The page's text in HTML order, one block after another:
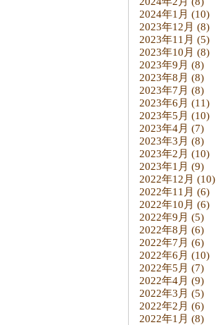
2024年1月 (10)
2023年12月 (8)
2023年11月 (5)
2023年10月 (8)
2023年9月 (8)
2023年8月 (8)
2023年7月 (8)
2023年6月 (11)
2023年5月 (10)
2023年4月 (7)
2023年3月 (8)
2023年2月 (10)
2023年1月 (9)
2022年12月 (10)
2022年11月 (6)
2022年10月 (6)
2022年9月 (5)
2022年8月 (6)
2022年7月 (6)
2022年6月 (10)
2022年5月 (7)
2022年4月 (9)
2022年3月 (5)
2022年2月 (6)
2022年1月 (8)